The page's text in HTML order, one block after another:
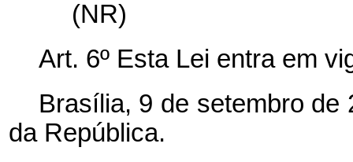
(NR)
Art. 6º Esta Lei entra em
Brasília, 9 de setembro de
da República.